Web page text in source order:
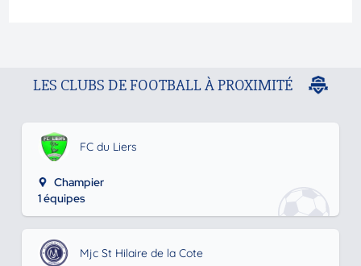
LES CLUBS DE FOOTBALL À PROXIMITÉ
FC du Liers
Champier
1 équipes
Mjc St Hilaire de la Cote